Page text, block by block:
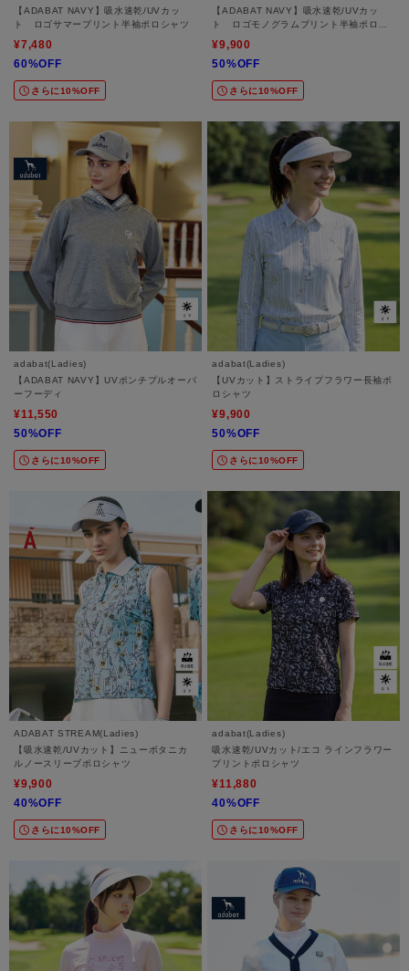
【ADABAT NAVY】吸水速乾/UVカッ
ト ロゴサマープリント半袖ポロシャツ
¥7,480
60%OFF
さらに10%OFF
【ADABAT NAVY】吸水速乾/UVカッ
ト ロゴモノグラムプリント半袖ポロシ
¥9,900
50%OFF
さらに10%OFF
adabat(Ladies)
【ADABAT NAVY】UVポンチプルオーバ
ーフーディ
¥11,550
50%OFF
さらに10%OFF
adabat(Ladies)
【UVカット】ストライプフラワー長袖ポ
ロシャツ
¥9,900
50%OFF
さらに10%OFF
ADABAT STREAM(Ladies)
【吸水速乾/UVカット】ニューボタニカ
ルノースリーブポロシャツ
¥9,900
40%OFF
さらに10%OFF
adabat(Ladies)
吸水速乾/UVカット/エコ ラインフラワー
プリントポロシャツ
¥11,880
40%OFF
さらに10%OFF